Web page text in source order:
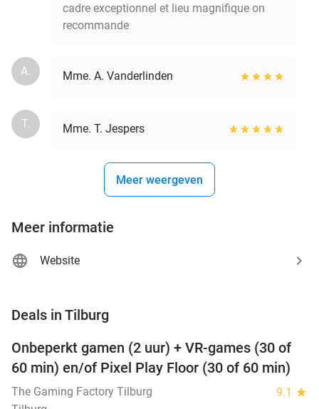
cadre exceptionnel et lieu magnifique on
recommande
A. Mme. A. Vanderlinden
T. Mme. T. Jespers
Meer weergeven
Meer informatie
Website
Deals in Tilburg
49%
Onbeperkt gamen (2 uur) + VR-games (30 of
60 min) en/of Pixel Play Floor (30 of 60 min)
The Gaming Factory Tilburg 9.1 star